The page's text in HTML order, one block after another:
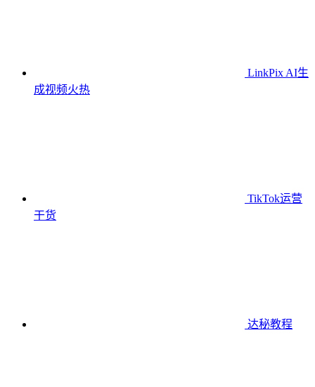
LinkPix AI生
成视频火热
TikTok运营
干货
达秘教程